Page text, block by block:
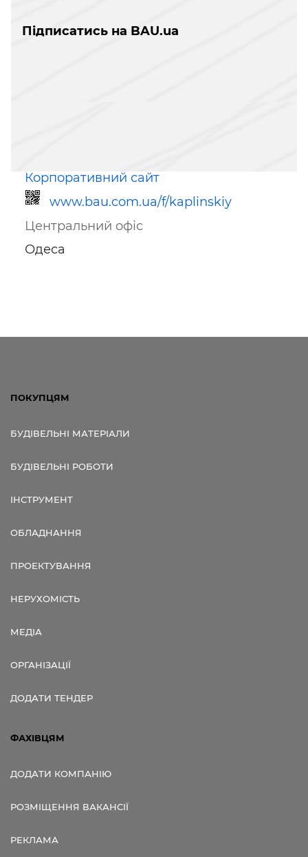
Підписатись на BAU.ua
Корпоративний сайт
www.bau.com.ua/f/kaplinskiy
Центральний офіс
Одеса
ПОКУПЦЯМ
БУДІВЕЛЬНІ МАТЕРІАЛИ
БУДІВЕЛЬНІ РОБОТИ
ІНСТРУМЕНТ
ОБЛАДНАННЯ
ПРОЕКТУВАННЯ
НЕРУХОМІСТЬ
МЕДІА
ОРГАНІЗАЦІЇ
ДОДАТИ ТЕНДЕР
ФАХІВЦЯМ
ДОДАТИ КОМПАНІЮ
РОЗМІЩЕННЯ ВАКАНСІЇ
РЕКЛАМА